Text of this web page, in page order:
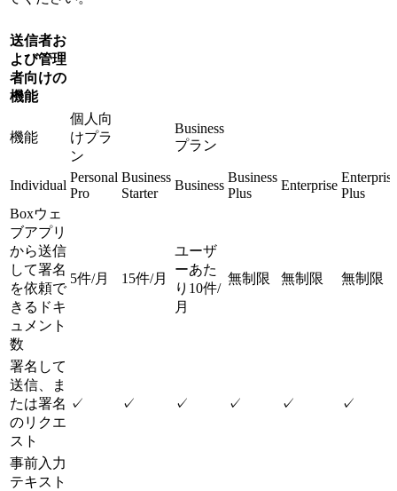
送信者お
よび管理
者向けの
機能
機能
個人向
けプラ
ン
Business
プラン
Individual
Personal
Pro
Business
Starter
Business
Business
Plus
Enterprise
Enterprise
Plus
Boxウェ
ブアプリ
から送信
して署名
を依頼で
きるドキ
ュメント
数
5件/月 15件/月
ユーザ
ーあた
り10件/
月
無制限 無制限 無制限
署名して
送信、ま
たは署名
のリクエ
スト
✓ ✓ ✓ ✓ ✓ ✓
事前入力
テキスト